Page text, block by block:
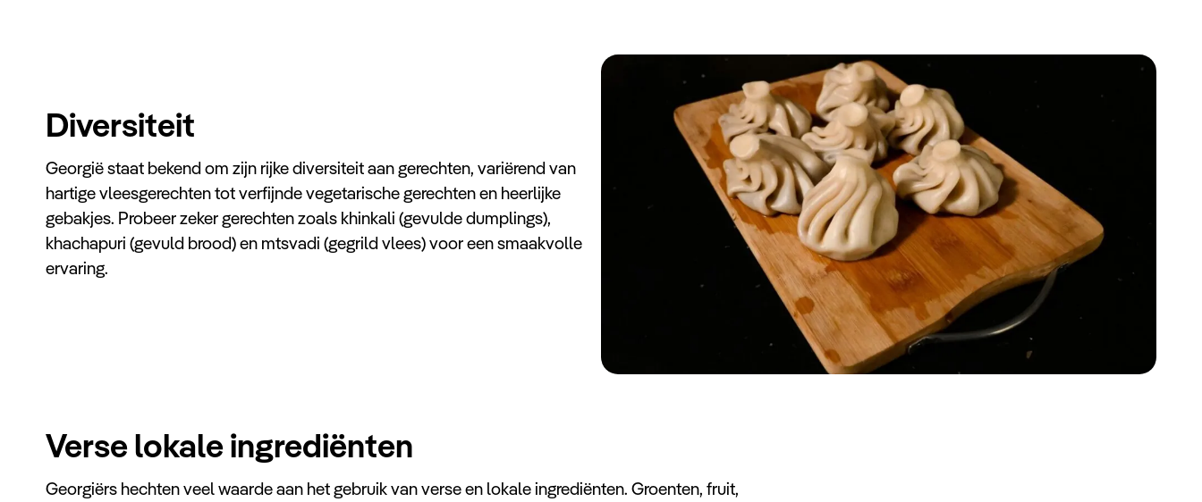
Diversiteit
Georgië staat bekend om zijn rijke diversiteit aan gerechten, variërend van
hartige vleesgerechten tot verfijnde vegetarische gerechten en heerlijke
gebakjes. Probeer zeker gerechten zoals khinkali (gevulde dumplings),
khachapuri (gevuld brood) en mtsvadi (gegrild vlees) voor een smaakvolle
ervaring.
Verse lokale ingrediënten
Georgiërs hechten veel waarde aan het gebruik van verse en lokale ingrediënten. Groenten, fruit,